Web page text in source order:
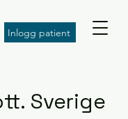
Inlogg patient
Sverige